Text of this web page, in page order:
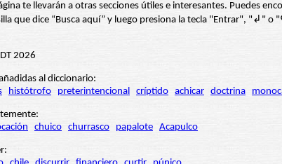
te llevarán a otras secciones útiles e interesantes. Puedes
que dice “Busca aquí” y luego presiona la tecla "Entrar",
2026
al diccionario:
histótrofo preterintencional críptido achicar doctrina
chuico churrasco papalote Acapulco